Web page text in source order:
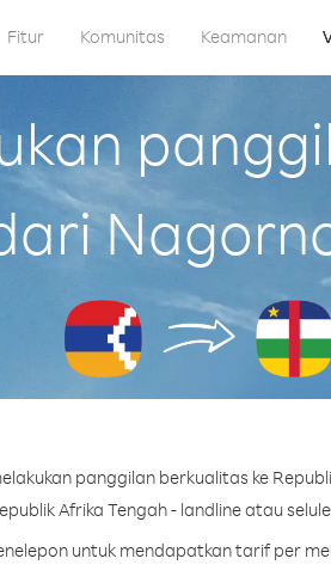
Fitur Komunitas Keamanan
panggilan berkualitas ke
Afrika Tengah - landline atau
untuk mendapatkan tarif per